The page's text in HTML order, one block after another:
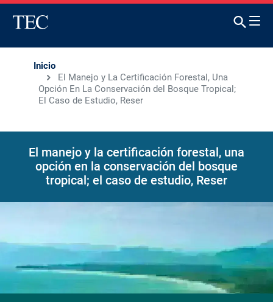
Inicio
El Manejo y La Certificación Forestal, Una
Opción En La Conservación del Bosque Tropical;
El Caso de Estudio, Reser
El manejo y la certificación forestal, una
opción en la conservación del bosque
tropical; el caso de estudio, Reser